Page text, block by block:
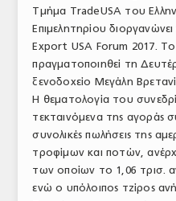
ΕΜΠΟΡΙΚΟΙ ΑΝΤΙΠΡΟΣΩΠΟΙ
ΕΛΛΗΝΙΚΗ ΝΟΜΟΘΕΣΙΑ
ΕΥΡΩΠΑΪΚΗ ΝΟΜΟΘΕΣΙΑ
ΤΟ ΠΕΡΙΟΔΙΚΟ
Profile
Τμήμα TradeUSA του
Επιμελητηρίου διοργανώνει
Export USA Forum 2017.
πραγματοποιηθεί τη
ξενοδοχείο Μεγάλη
Η θεματολογία του
τεκταινόμενα της αγοράς
συνολικές πωλήσεις της
τροφίμων και ποτών,
των οποίων το 1,06 τρισ.
ενώ ο υπόλοιπος τζίρος